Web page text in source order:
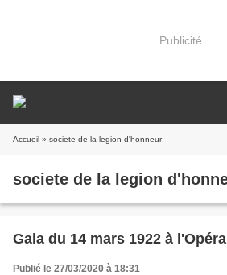
Publicité
Accueil » societe de la legion d'honneur
societe de la legion
Gala du 14 mars 1922 à
Publié le 27/03/2020 à 18:31